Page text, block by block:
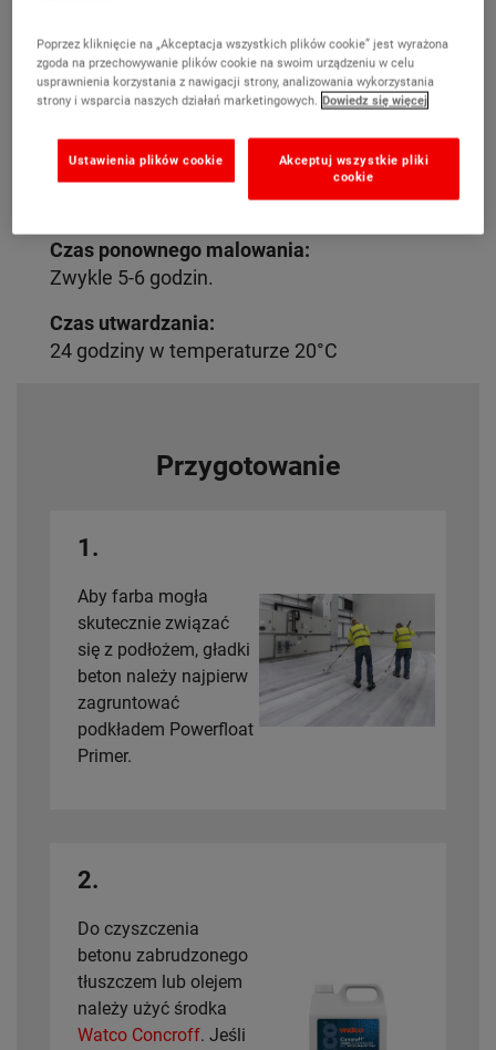
Można nakładać na gołe lub uprzednio
malowane powierzchnie
Nałóż 2 warstwy w ciągu jednego dnia,
Bezpieczne do stosowania w
pomieszczeniach do produkcji
Czas ponownego malowania:
Zwykle 5-6 godzin.
Czas utwardzania:
24 godziny w temperaturze 20°C
Przygotowanie
1.
Aby farba mogła
skutecznie związać
się z podłożem, gładki
beton należy najpierw
zagruntować
podkładem Powerfloat
Primer.
2.
Do czyszczenia
betonu zabrudzonego
tłuszczem lub olejem
należy użyć środka
Watco Concroff. Jeśli
Poprzez kliknięcie na „Akceptacja wszystkich plików cookie” jest wyrażona
zgoda na przechowywanie plików cookie na swoim urządzeniu w celu
usprawnienia korzystania z nawigacji strony, analizowania wykorzystania
strony i wsparcia naszych działań marketingowych. Dowiedz się więcej
Akceptuj wszystkie pliki
cookie
Ustawienia plików cookie